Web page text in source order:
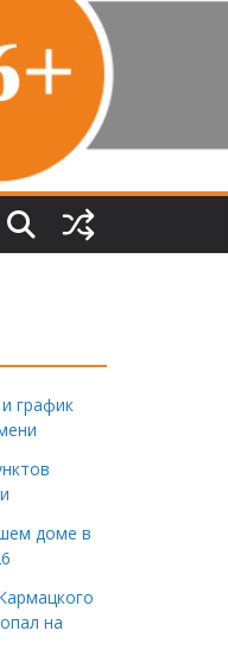
график
доме в
на